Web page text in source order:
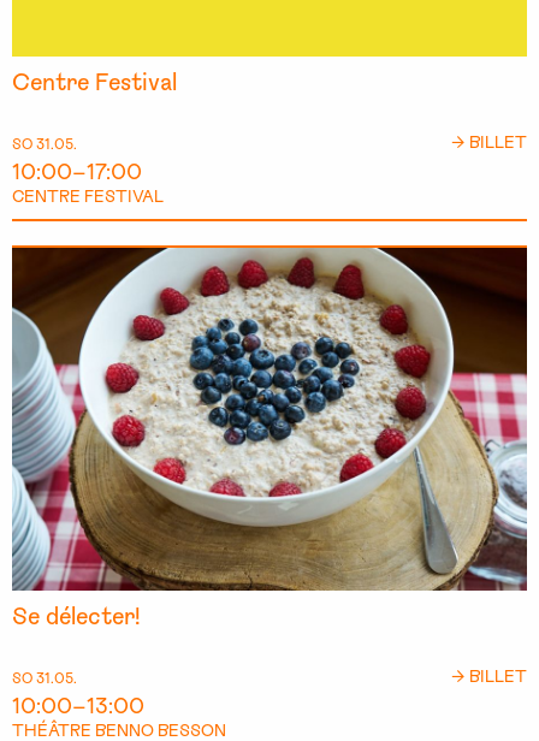
SO 31.05.
10:00–17:00
CENTRE FESTIVAL
Centre Festival
→ BILLET
SO 31.05.
10:00–13:00
THÉÂTRE BENNO BESSON
Se délecter!
→ BILLET